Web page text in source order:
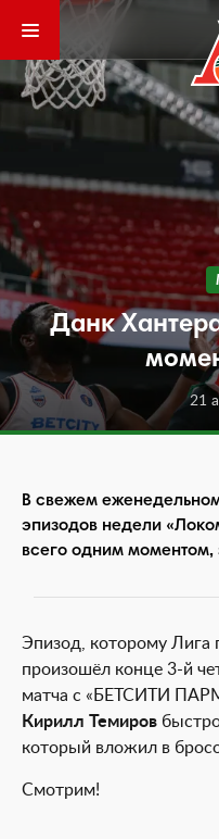
Данк
21
В свежем
эпизодов недели
всего одним моментом,
Эпизод, которому Лига
произошёл конце 3-й
матча с «БЕТСИТИ
Кирилл Темиров
который вложил в
Смотрим!